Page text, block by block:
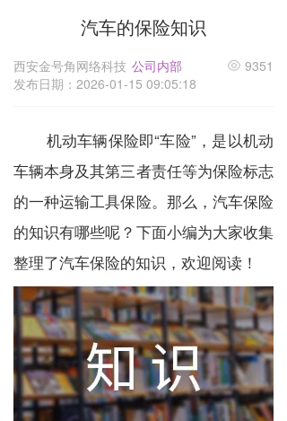
汽车的保险知识
西安金号角网络科技 公司内部
发布日期：2026-01-15 09:05:18
9351
机动车辆保险即“车险”，是以机动
车辆本身及其第三者责任等为保险标志
的一种运输工具保险。那么，汽车保险
的知识有哪些呢？下面小编为大家收集
整理了汽车保险的知识，欢迎阅读！